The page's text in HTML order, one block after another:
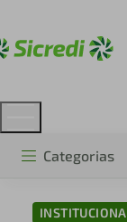
Categorias